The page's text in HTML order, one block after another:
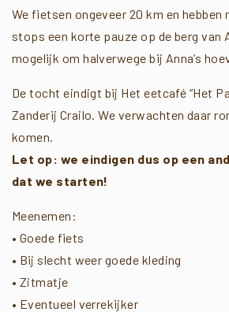
We fietsen ongeveer 20 km en
stops een korte pauze op de berg van
mogelijk om halverwege bij Anna’s
De tocht eindigt bij Het eetcafé “Het
Zanderij Crailo. We verwachten daar
komen.
Let op: we eindigen dus op een
dat we starten!
Meenemen:
• Goede fiets
• Bij slecht weer goede kleding
• Zitmatje
• Eventueel verrekijker